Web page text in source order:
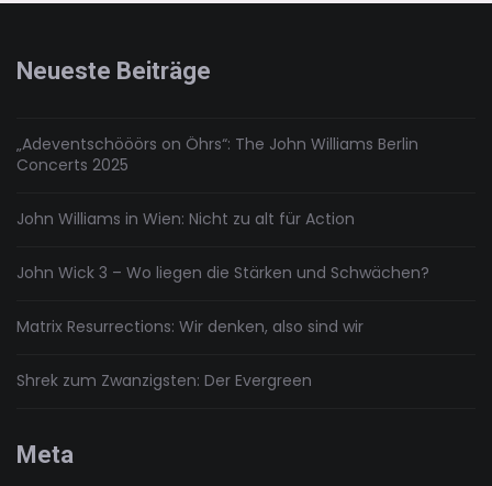
Neueste Beiträge
„Adeventschööörs on Öhrs“: The John Williams Berlin
Concerts 2025
John Williams in Wien: Nicht zu alt für Action
John Wick 3 – Wo liegen die Stärken und Schwächen?
Matrix Resurrections: Wir denken, also sind wir
Shrek zum Zwanzigsten: Der Evergreen
Meta